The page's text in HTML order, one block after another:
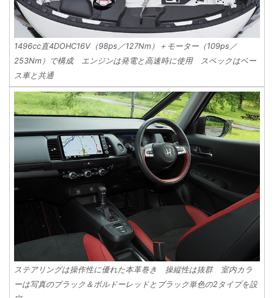
1496cc直4DOHC16V（98ps／127Nm）＋モーター（109ps／
253Nm）で構成 エンジンは発電と高速時に使用 スペックはベー
ス車と共通
ステアリングは操作性に優れた本革巻き 操縦性は抜群 室内カラ
ーは写真のブラック＆ボルドーレッドとブラック単色の2タイプを設